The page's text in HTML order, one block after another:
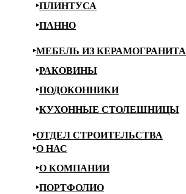
ПЛИНТУСА
ПАННО
МЕБЕЛЬ ИЗ КЕРАМОГРАНИТА
РАКОВИНЫ
ПОДОКОННИКИ
КУХОННЫЕ СТОЛЕШНИЦЫ
ОТДЕЛ СТРОИТЕЛЬСТВА
О НАС
О КОМПАНИИ
ПОРТФОЛИО